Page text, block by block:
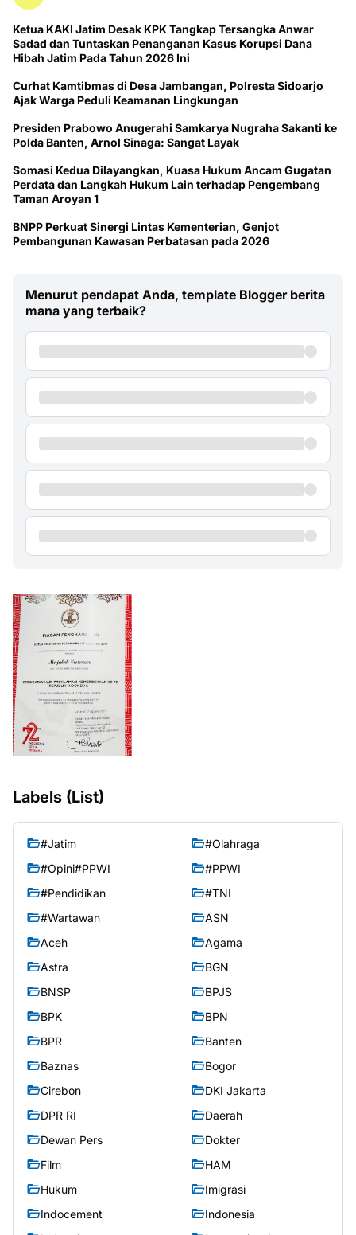
Ketua KAKI Jatim Desak KPK Tangkap Tersangka Anwar
Sadad dan Tuntaskan Penanganan Kasus Korupsi Dana
Hibah Jatim Pada Tahun 2026 Ini
Curhat Kamtibmas di Desa Jambangan, Polresta Sidoarjo
Ajak Warga Peduli Keamanan Lingkungan
Presiden Prabowo Anugerahi Samkarya Nugraha Sakanti ke
Polda Banten, Arnol Sinaga: Sangat Layak
Somasi Kedua Dilayangkan, Kuasa Hukum Ancam Gugatan
Perdata dan Langkah Hukum Lain terhadap Pengembang
Taman Aroyan 1
BNPP Perkuat Sinergi Lintas Kementerian, Genjot
Pembangunan Kawasan Perbatasan pada 2026
Menurut pendapat Anda, template Blogger berita
mana yang terbaik?
Labels (List)
#Jatim
#Olahraga
#Opini#PPWI
#PPWI
#Pendidikan
#TNI
#Wartawan
ASN
Aceh
Agama
Astra
BGN
BNSP
BPJS
BPK
BPN
BPR
Banten
Baznas
Bogor
Cirebon
DKI Jakarta
DPR RI
Daerah
Dewan Pers
Dokter
Film
HAM
Hukum
Imigrasi
Indocement
Indonesia